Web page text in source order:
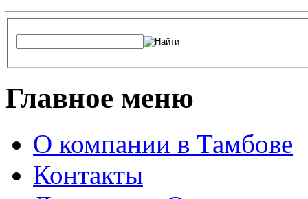
Главное меню
О компании в Тамбове
Контакты